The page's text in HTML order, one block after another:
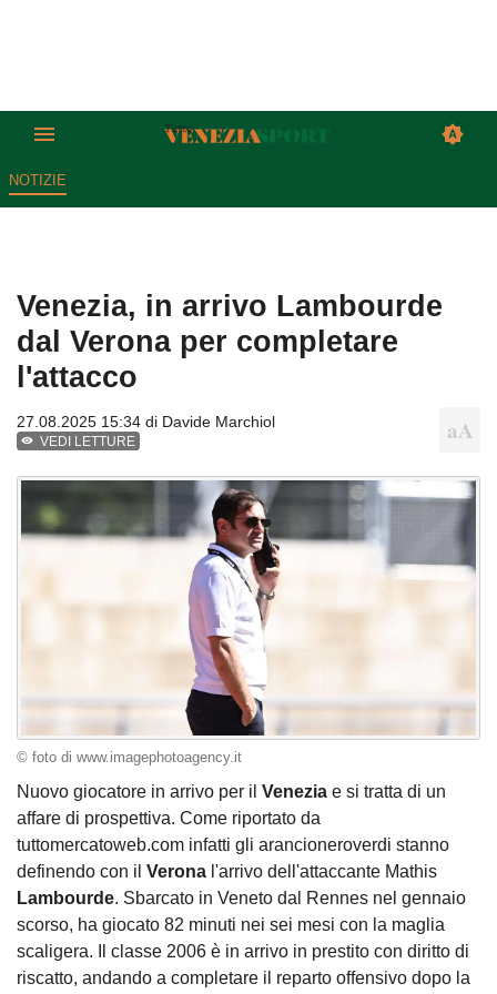
NOTIZIE
Venezia, in arrivo Lambourde
dal Verona per completare
l'attacco
27.08.2025 15:34 di Davide Marchiol
VEDI LETTURE
© foto di www.imagephotoagency.it
Nuovo giocatore in arrivo per il Venezia e si tratta di un
affare di prospettiva. Come riportato da
tuttomercatoweb.com infatti gli arancioneroverdi stanno
definendo con il Verona l'arrivo dell'attaccante Mathis
Lambourde. Sbarcato in Veneto dal Rennes nel gennaio
scorso, ha giocato 82 minuti nei sei mesi con la maglia
scaligera. Il classe 2006 è in arrivo in prestito con diritto di
riscatto, andando a completare il reparto offensivo dopo la